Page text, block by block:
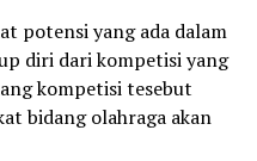
potensi yang ada dalam
diri dari kompetisi yang
kompetisi tesebut
bidang olahraga akan